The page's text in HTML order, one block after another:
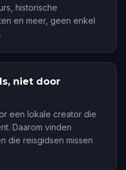
historische
en meer, geen enkel
niet door
een lokale creator die
Daarom vinden
die reisgidsen missen